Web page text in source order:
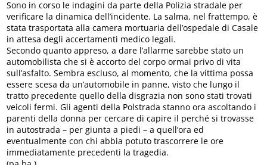
Sono in corso le indagini da parte della Polizia stradale per
verificare la dinamica dell’incidente. La salma, nel frattempo, è
stata trasportata alla camera mortuaria dell’ospedale di Casale
in attesa degli accertamenti medico legali.
Secondo quanto appreso, a dare l’allarme sarebbe stato un
automobilista che si è accorto del corpo ormai privo di vita
sull’asfalto. Sembra escluso, al momento, che la vittima possa
essere scesa da un’automobile in panne, visto che lungo il
tratto precedente quello della disgrazia non sono stati trovati
veicoli fermi. Gli agenti della Polstrada stanno ora ascoltando i
parenti della donna per cercare di capire il perché si trovasse
in autostrada – per giunta a piedi – a quell’ora ed
eventualmente con chi abbia potuto trascorrere le ore
immediatamente precedenti la tragedia.